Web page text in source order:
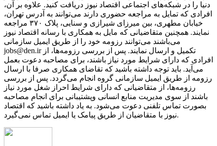
دنیا را در شبکه‌های اجتماعی اقتصاد نیوز دریافت کنید. علاوه بر آن،
افرادی که تمایل به مراجعه حضوری دارند می‌توانند به آدرس تهران،
خیابان مطهری، بین میرزای شیرازی و سنایی، پلاک ۳۷۰ مراجعه
نمایند. همچنین متقاضیانی که مایل به همکاری با رسانه‌ اقتصاد نیوز
می‌باشند می‌توانند رزومه خود را از طریق ایمیل سازمانی
jobs@den.ir تکمیل و ارسال نمایند. پس از بررسی رزومه‌ها، از
افرادی که دارای شرایط مورد نیاز باشند، برای مصاحبه دعوت بعمل
می‌آید. باید توجه داشته باشید که تقاضای همکاری صرفا با ارسال
رزومه از طریق ایمیل سازمانی گروه انجام می‌گردد. پس از بررسی
رزومه‌ها، از متقاضیانی که دارای شرایط احراز شغل مورد نیاز
باشند از سوی مدیریت منابع انسانی وپشتیبانی برای انجام مصاحبه
بصورت تماس تلفنی دعوت می‌شود. به یاد داشته باشید که اقتصاد
نیوز با متقاضیان از طریق پیامک یا ایمیل تماس نمی‌گیرد.